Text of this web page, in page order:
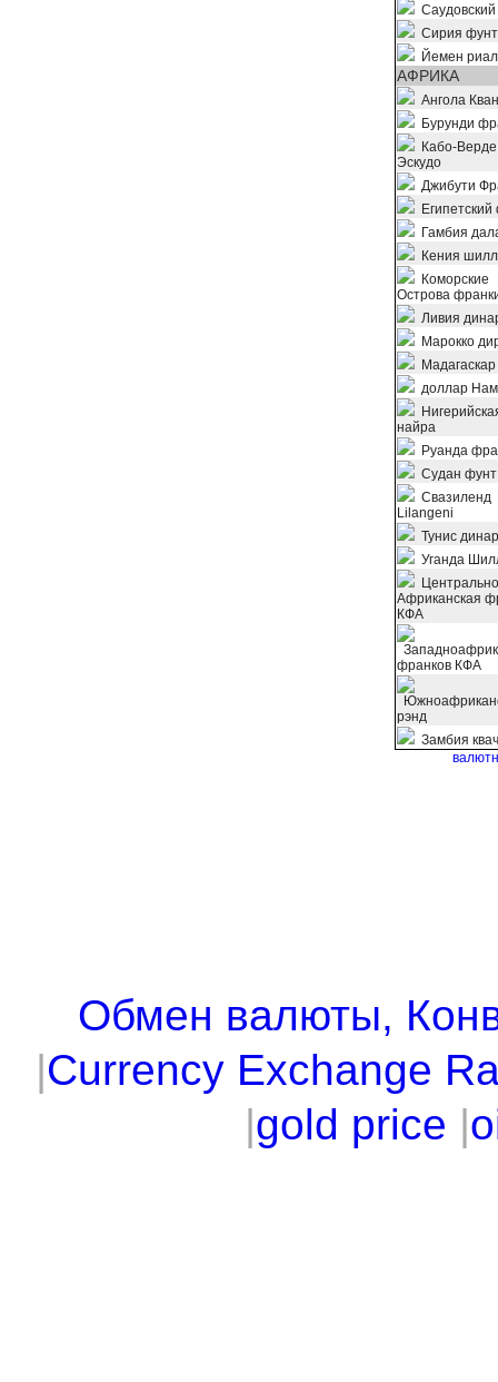
Сирия фунт
Йемен риал
АФРИКА
Ангола
Бурунди
Кабо-Верде
Эскудо
Джибути
Гамбия
Кения
Коморские
Острова
Ливия
Марокко
доллар
найра
Руанда
Судан фунт
Свазиленд
Lilangeni
Тунис динар
Уганда
Африканская
КФА
франков КФА
рэнд
Замбия
Обмен валюты,
|Currency Exchange
|gold price |